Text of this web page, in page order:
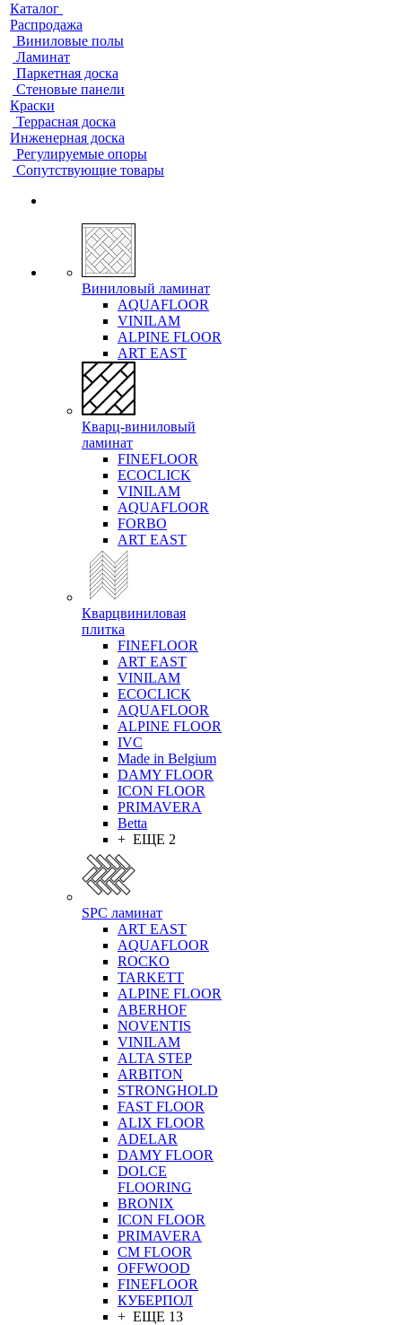
Каталог
Распродажа
Виниловые полы
Ламинат
Паркетная доска
Стеновые панели
Краски
Террасная доска
Инженерная доска
Регулируемые опоры
Сопутствующие товары
Виниловый ламинат
AQUAFLOOR
VINILAM
ALPINE FLOOR
ART EAST
Кварц-виниловый
ламинат
FINEFLOOR
ECOCLICK
VINILAM
AQUAFLOOR
FORBO
ART EAST
Кварцвиниловая
плитка
FINEFLOOR
ART EAST
VINILAM
ECOCLICK
AQUAFLOOR
ALPINE FLOOR
IVC
Made in Belgium
DAMY FLOOR
ICON FLOOR
PRIMAVERA
Betta
+ ЕЩЕ 2
SPC ламинат
ART EAST
AQUAFLOOR
ROCKO
TARKETT
ALPINE FLOOR
ABERHOF
NOVENTIS
VINILAM
ALTA STEP
ARBITON
STRONGHOLD
FAST FLOOR
ALIX FLOOR
ADELAR
DAMY FLOOR
DOLCE
FLOORING
BRONIX
ICON FLOOR
PRIMAVERA
CM FLOOR
OFFWOOD
FINEFLOOR
КУБЕРПОЛ
+ ЕЩЕ 13